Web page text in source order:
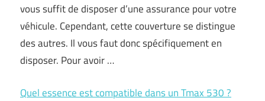
vous suffit de disposer d’une assurance pour votre
véhicule. Cependant, cette couverture se distingue
des autres. Il vous faut donc spécifiquement en
disposer. Pour avoir …
Quel essence est compatible dans un Tmax 530 ?